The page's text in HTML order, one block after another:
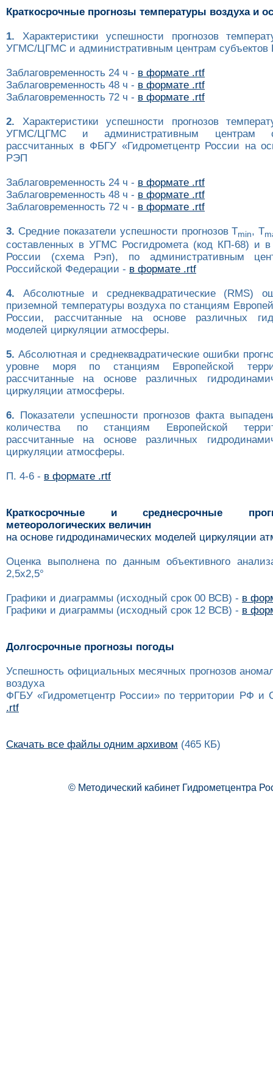
Краткосрочные прогнозы температуры воздуха и
1. Характеристики успешности прогнозов
УГМС/ЦГМС и административным центрам субъектов
Заблаговременность 24 ч - в формате .rtf
Заблаговременность 48 ч - в формате .rtf
Заблаговременность 72 ч - в формате .rtf
2. Характеристики успешности прогнозов
УГМС/ЦГМС и административным центрам
рассчитанных в ФБГУ «Гидрометцентр России на
РЭП
Заблаговременность 24 ч - в формате .rtf
Заблаговременность 48 ч - в формате .rtf
Заблаговременность 72 ч - в формате .rtf
3. Средние показатели успешности прогнозов Tmin, T
составленных в УГМС Росгидромета (код КП-68) и в
России (схема Рэп), по административным
Российской Федерации - в формате .rtf
4. Абсолютные и среднеквадратические (RMS)
приземной температуры воздуха по станциям
России, рассчитанные на основе различных
моделей циркуляции атмосферы.
5. Абсолютная и среднеквадратические ошибки
уровне моря по станциям Европейской
рассчитанные на основе различных
циркуляции атмосферы.
6. Показатели успешности прогнозов факта
количества по станциям Европейской
рассчитанные на основе различных
циркуляции атмосферы.
П. 4-6 - в формате .rtf
Краткосрочные и среднесрочные
метеорологических величин
на основе гидродинамических моделей циркуляции
Оценка выполнена по данным объективного
2,5x2,5°
Графики и диаграммы (исходный срок 00 ВСВ) - в
Графики и диаграммы (исходный срок 12 ВСВ) - в
Долгосрочные прогнозы погоды
Успешность официальных месячных прогнозов
воздуха
ФГБУ «Гидрометцентр России» по территории РФ
.rtf
Скачать все файлы одним архивом (465 КБ)
© Методический кабинет Гидрометцентра